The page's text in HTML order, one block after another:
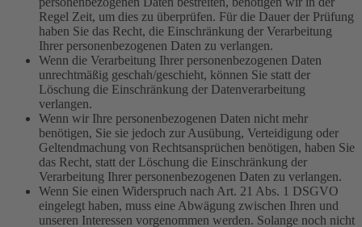
Regel Zeit, um dies zu überprüfen. Für die Dauer der Prüfung
haben Sie das Recht, die Einschränkung der Verarbeitung
Ihrer personenbezogenen Daten zu verlangen.
Wenn die Verarbeitung Ihrer personenbezogenen Daten
unrechtmäßig geschah/geschieht, können Sie statt der
Löschung die Einschränkung der Datenverarbeitung
verlangen.
Wenn wir Ihre personenbezogenen Daten nicht mehr
benötigen, Sie sie jedoch zur Ausübung, Verteidigung oder
Geltendmachung von Rechtsansprüchen benötigen, haben Sie
das Recht, statt der Löschung die Einschränkung der
Verarbeitung Ihrer personenbezogenen Daten zu verlangen.
Wenn Sie einen Widerspruch nach Art. 21 Abs. 1 DSGVO
eingelegt haben, muss eine Abwägung zwischen Ihren und
unseren Interessen vorgenommen werden. Solange noch nicht